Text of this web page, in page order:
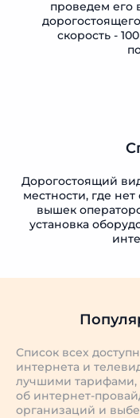
проведем его
скорость -
Дорогостоящий
местности, где
вышек
установка
Список всех
интернета и
лучшими тарифами,
об интернет-
организаций и